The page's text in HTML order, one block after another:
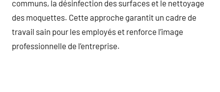
communs, la désinfection des surfaces et le nettoyage
des moquettes. Cette approche garantit un cadre de
travail sain pour les employés et renforce l’image
professionnelle de l’entreprise.